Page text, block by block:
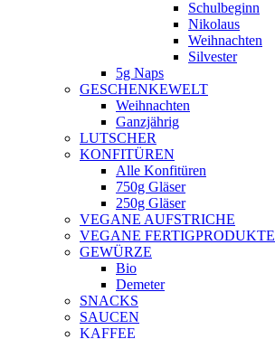
Schulbeginn
Nikolaus
Weihnachten
Silvester
5g Naps
GESCHENKEWELT
Weihnachten
Ganzjährig
LUTSCHER
KONFITÜREN
Alle Konfitüren
750g Gläser
250g Gläser
VEGANE AUFSTRICHE
VEGANE FERTIGPRODUKTE
GEWÜRZE
Bio
Demeter
SNACKS
SAUCEN
KAFFEE